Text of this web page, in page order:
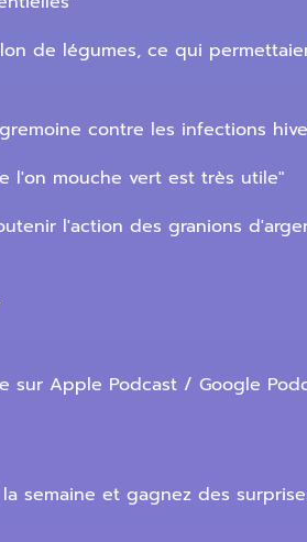
de légumes, ce qui
contre les infections
l'on mouche vert est très utile"
l'action des granions
sur Apple Podcast / Google
semaine et gagnez des